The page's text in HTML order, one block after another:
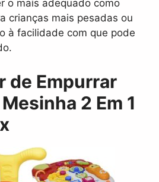
o mais adequado como
crianças mais pesadas ou
à facilidade com que pode
de Empurrar
2 Em 1